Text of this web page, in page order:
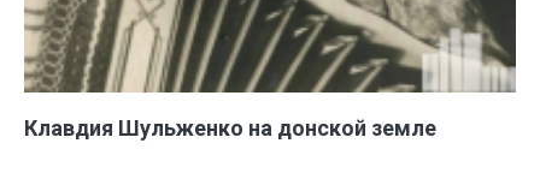
Клавдия Шульженко на донской земле